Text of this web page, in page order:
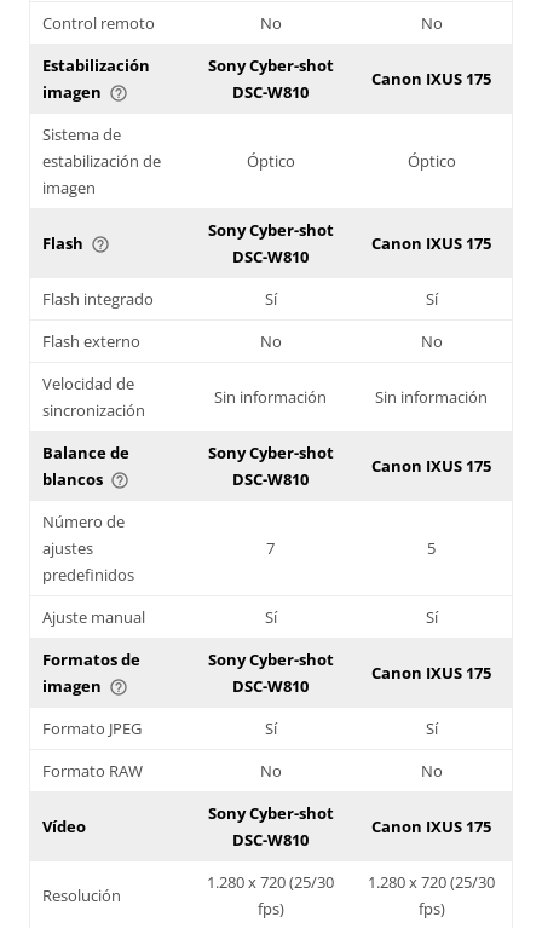
Control remoto
No
No
Estabilización
imagen help_outline
Sony Cyber-shot
DSC-W810
Canon IXUS 175
Sistema de
estabilización de
imagen
Óptico Óptico
Flash help_outline
Sony Cyber-shot
DSC-W810
Canon IXUS 175
Flash integrado Sí
Sí
Flash externo
No
No
Velocidad de
sincronización
Sin información Sin información
Balance de
blancos help_outline
Sony Cyber-shot
DSC-W810
Canon IXUS 175
Número de
ajustes
predefinidos
7 5
Ajuste manual Sí
Sí
Formatos de
imagen help_outline
Sony Cyber-shot
DSC-W810
Canon IXUS 175
Formato JPEG Sí
Sí
Formato RAW
No No
Vídeo
Sony Cyber-shot
DSC-W810
Canon IXUS 175
Resolución
1.280 x 720 (25/30
fps)
1.280 x 720 (25/30
fps)